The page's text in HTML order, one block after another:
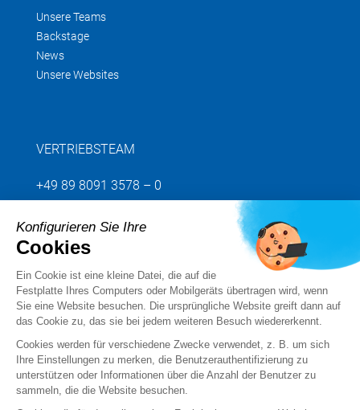
Unsere Teams
Backstage
News
Unsere Websites
VERTRIEBSTEAM
+49 89 8091 3578 – 0
Senden Sie uns Ihre Anfrage
Folgen Sie uns
Konfigurieren Sie Ihre
Cookies
Ein Cookie ist eine kleine Datei, die auf die
Festplatte Ihres Computers oder Mobilgeräts übertragen wird, wenn
Sie eine Website besuchen. Die ursprüngliche Website greift dann auf
das Cookie zu, das sie bei jedem weiteren Besuch wiedererkennt.
Cookies werden für verschiedene Zwecke verwendet, z. B. um sich
Ihre Einstellungen zu merken, die Benutzerauthentifizierung zu
unterstützen oder Informationen über die Anzahl der Benutzer zu
sammeln, die die Website besuchen.